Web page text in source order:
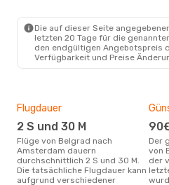
Mo., 12. Okt. - Fr., 16. Okt.
Lufthansa 1 Zwischenstopp
BEG- AMS
Lufthansa1 Zwischenstopp
AMS- BEG
Die auf dieser Seite
letzten 20 Tage für die
den endgültigen Angebotspreis
Verfügbarkeit und Preise
Flugdauer
2 S und 30 M
Flüge von Belgrad nach
Amsterdam dauern
durchschnittlich 2 S und 30 M.
Die tatsächliche Flugdauer kann
aufgrund verschiedener
Der günstigste einfache Flug
von
der